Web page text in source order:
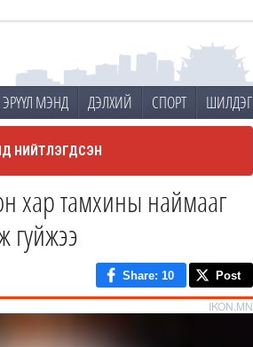
ЭРҮҮЛ МЭНД ДЭЛХИЙ СПОРТ ШИЛДЭГ
НИЙТЛЭГДСЭН
хар тамхины наймааг
гуйжээ
Share: 10 Post
IKON.MN